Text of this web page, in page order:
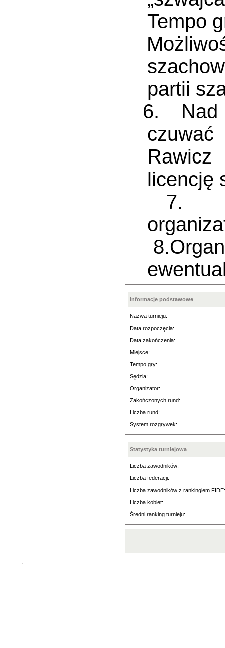
Tempo
partii
6. Nad
licencję
7.
Informacje podstawowe
Nazwa turnieju:
Data rozpoczęcia:
Data zakończenia:
Miejsce:
Tempo gry:
Sędzia:
Organizator:
Zakończonych rund:
Liczba rund:
System rozgrywek:
Statystyka turniejowa
Liczba zawodników:
Liczba federacji:
Liczba zawodników z rankingiem FIDE:
Liczba kobiet:
Średni ranking turnieju:
'